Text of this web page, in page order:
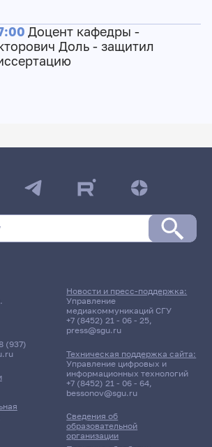
Доцент кафедры -
Доль - защитил
(937)
Сведения об
образовательной
организации
Новости и пресс-поддержка:
Управление
медиакоммуникаций СГУ
+7 (8452) 21 - 06 - 25,
press@sgu.ru
Техническая поддержка сайта:
Управление цифровых и
информационных технологий
+7 (8452) 21 - 06 - 64,
bessonov@sgu.ru